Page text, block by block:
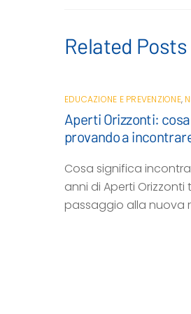
Related Posts
EDUCAZIONE E PREVENZIONE,
Aperti Orizzonti:
provando a
Cosa significa
anni di Aperti Orizzonti
passaggio alla nuova